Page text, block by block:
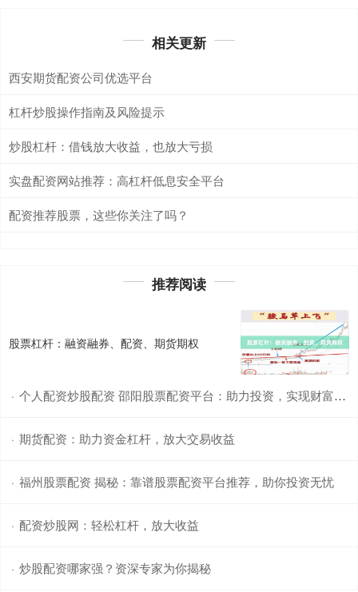
相关更新
西安期货配资公司优选平台
杠杆炒股操作指南及风险提示
炒股杠杆：借钱放大收益，也放大亏损
实盘配资网站推荐：高杠杆低息安全平台
配资推荐股票，这些你关注了吗？
推荐阅读
股票杠杆：融资融券、配资、期货期权
· 个人配资炒股配资 邵阳股票配资平台：助力投资，实现财富梦想
· 期货配资：助力资金杠杆，放大交易收益
· 福州股票配资 揭秘：靠谱股票配资平台推荐，助你投资无忧
· 配资炒股网：轻松杠杆，放大收益
· 炒股配资哪家强？资深专家为你揭秘